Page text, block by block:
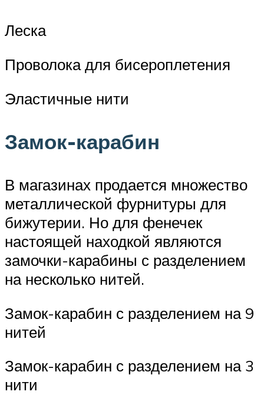
Леска
Проволока для бисероплетения
Эластичные нити
Замок-карабин
В магазинах продается множество
металлической фурнитуры для
бижутерии. Но для фенечек
настоящей находкой являются
замочки-карабины с разделением
на несколько нитей.
Замок-карабин с разделением на 9
нитей
Замок-карабин с разделением на 3
нити